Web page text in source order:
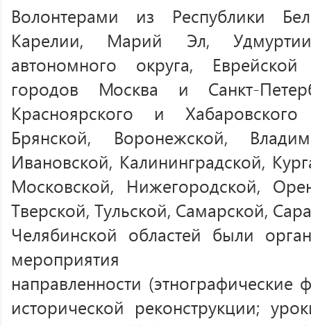
Волонтерами из Республики
Карелии, Марий Эл,
автономного округа,
городов Москва и Санкт-
Красноярского и Хабаровского
Брянской, Воронежской,
Ивановской, Калининградской,
Московской, Нижегородской,
Тверской, Тульской, Самарской,
Челябинской областей были
мероприятия
направленности (этнографические
исторической реконструкции;